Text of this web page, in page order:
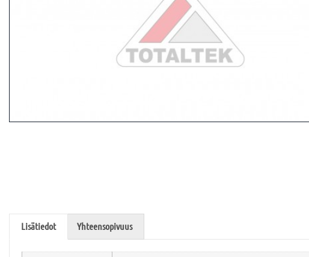
Lisätiedot Yhteensopivuus